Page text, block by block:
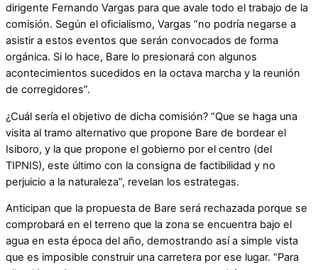
dirigente Fernando Vargas para que avale todo el trabajo de la
comisión. Según el oficialismo, Vargas “no podría negarse a
asistir a estos eventos que serán convocados de forma
orgánica. Si lo hace, Bare lo presionará con algunos
acontecimientos sucedidos en la octava marcha y la reunión
de corregidores”.
¿Cuál sería el objetivo de dicha comisión? “Que se haga una
visita al tramo alternativo que propone Bare de bordear el
Isiboro, y la que propone el gobierno por el centro (del
TIPNIS), este último con la consigna de factibilidad y no
perjuicio a la naturaleza”, revelan los estrategas.
Anticipan que la propuesta de Bare será rechazada porque se
comprobará en el terreno que la zona se encuentra bajo el
agua en esta época del año, demostrando así a simple vista
que es imposible construir una carretera por ese lugar. “Para